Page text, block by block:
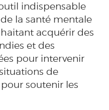
indispensable
la santé mentale
acquérir des
et des
pour intervenir
de
soutenir les